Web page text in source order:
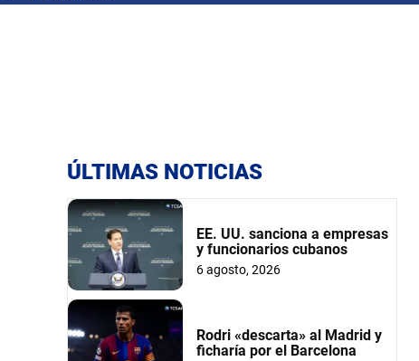
ÚLTIMAS NOTICIAS
EE. UU. sanciona a empresas
y funcionarios cubanos
6 agosto, 2026
Rodri «descarta» al Madrid y
ficharía por el Barcelona